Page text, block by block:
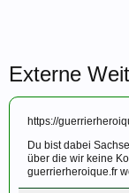
Externe
https://
Du bist dabei
über die wir keine
guerrierheroique.fr